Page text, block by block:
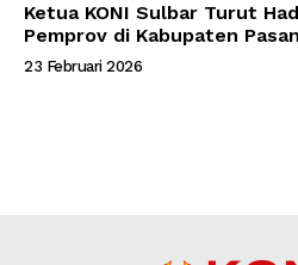
Ketua KONI Sulbar Turut
Pemprov di Kabupaten
23 Februari 2026